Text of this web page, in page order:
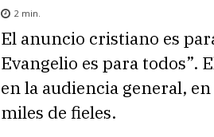
2 min.
El anuncio cristiano es
Evangelio es para todos”.
en la audiencia general,
miles de fieles.